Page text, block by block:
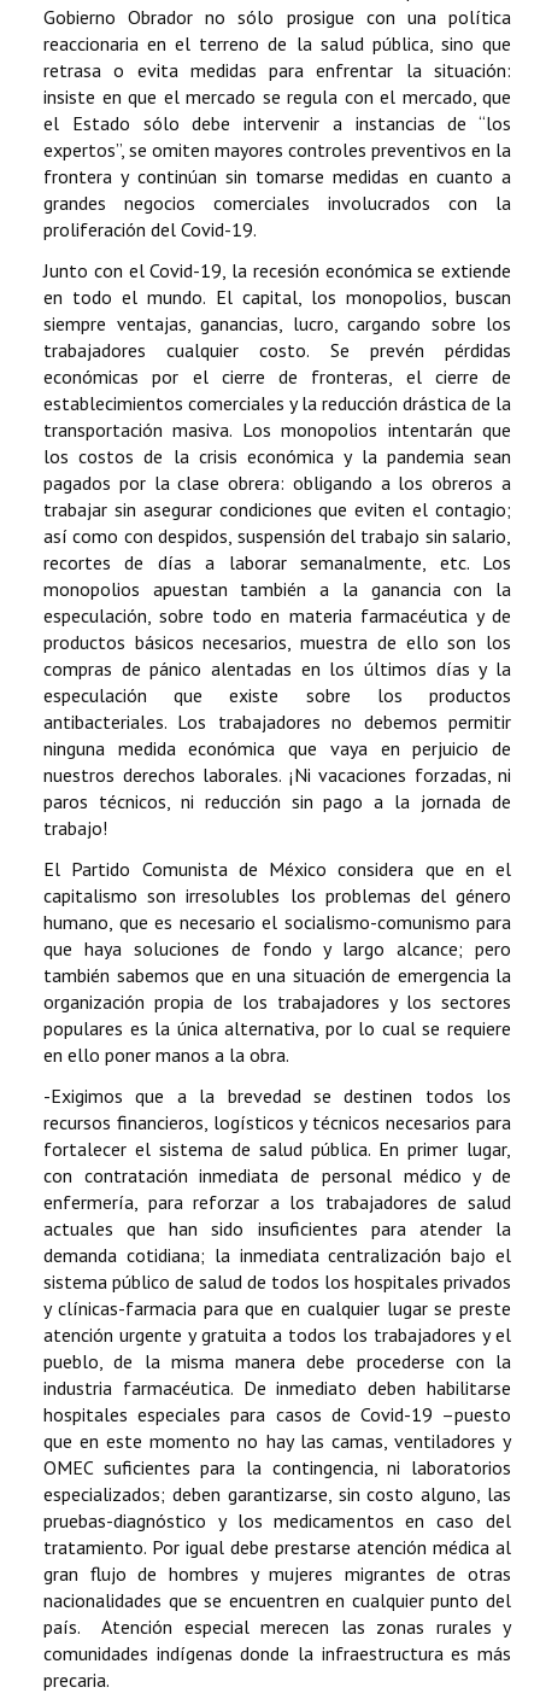
Gobierno Obrador no sólo prosigue con una política
reaccionaria en el terreno de la salud pública, sino que
retrasa o evita medidas para enfrentar la situación:
insiste en que el mercado se regula con el mercado, que
el Estado sólo debe intervenir a instancias de “los
expertos”, se omiten mayores controles preventivos en la
frontera y continúan sin tomarse medidas en cuanto a
grandes negocios comerciales involucrados con la
proliferación del Covid-19.
Junto con el Covid-19, la recesión económica se extiende
en todo el mundo. El capital, los monopolios, buscan
siempre ventajas, ganancias, lucro, cargando sobre los
trabajadores cualquier costo. Se prevén pérdidas
económicas por el cierre de fronteras, el cierre de
establecimientos comerciales y la reducción drástica de la
transportación masiva. Los monopolios intentarán que
los costos de la crisis económica y la pandemia sean
pagados por la clase obrera: obligando a los obreros a
trabajar sin asegurar condiciones que eviten el contagio;
así como con despidos, suspensión del trabajo sin salario,
recortes de días a laborar semanalmente, etc. Los
monopolios apuestan también a la ganancia con la
especulación, sobre todo en materia farmacéutica y de
productos básicos necesarios, muestra de ello son los
compras de pánico alentadas en los últimos días y la
especulación que existe sobre los productos
antibacteriales. Los trabajadores no debemos permitir
ninguna medida económica que vaya en perjuicio de
nuestros derechos laborales. ¡Ni vacaciones forzadas, ni
paros técnicos, ni reducción sin pago a la jornada de
trabajo!
El Partido Comunista de México considera que en el
capitalismo son irresolubles los problemas del género
humano, que es necesario el socialismo-comunismo para
que haya soluciones de fondo y largo alcance; pero
también sabemos que en una situación de emergencia la
organización propia de los trabajadores y los sectores
populares es la única alternativa, por lo cual se requiere
en ello poner manos a la obra.
-Exigimos que a la brevedad se destinen todos los
recursos financieros, logísticos y técnicos necesarios para
fortalecer el sistema de salud pública. En primer lugar,
con contratación inmediata de personal médico y de
enfermería, para reforzar a los trabajadores de salud
actuales que han sido insuficientes para atender la
demanda cotidiana; la inmediata centralización bajo el
sistema público de salud de todos los hospitales privados
y clínicas-farmacia para que en cualquier lugar se preste
atención urgente y gratuita a todos los trabajadores y el
pueblo, de la misma manera debe procederse con la
industria farmacéutica. De inmediato deben habilitarse
hospitales especiales para casos de Covid-19 –puesto
que en este momento no hay las camas, ventiladores y
OMEC suficientes para la contingencia, ni laboratorios
especializados; deben garantizarse, sin costo alguno, las
pruebas-diagnóstico y los medicamentos en caso del
tratamiento. Por igual debe prestarse atención médica al
gran flujo de hombres y mujeres migrantes de otras
nacionalidades que se encuentren en cualquier punto del
país. Atención especial merecen las zonas rurales y
comunidades indígenas donde la infraestructura es más
precaria.